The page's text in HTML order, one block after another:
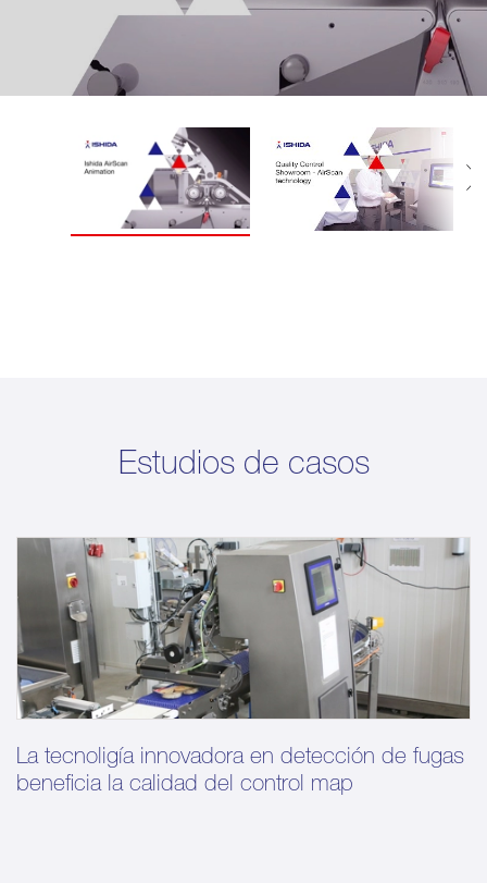
Estudios de casos
La tecnoligía innovadora en detección de fugas
beneficia la calidad del control map